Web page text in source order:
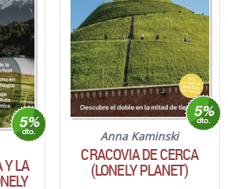
Y LA
Anna Kaminski
CRACOVIA DE CERCA
(LONELY PLANET)